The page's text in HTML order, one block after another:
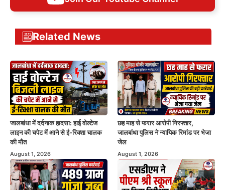
Related News
जालबांधा में दर्दनाक हादसा: हाई वोल्टेज
लाइन की चपेट में आने से ई-रिक्शा चालक
की मौत
August 1, 2026
छह माह से फरार आरोपी गिरफ्तार,
जालबांधा पुलिस ने न्यायिक रिमांड पर भेजा
जेल
August 1, 2026